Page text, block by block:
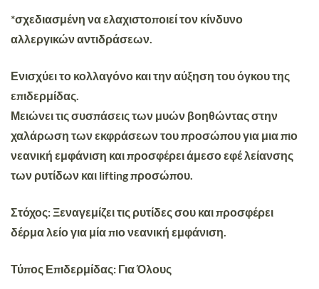
*σχεδιασμένη να ελαχιστοποιεί τον κίνδυνο
αλλεργικών αντιδράσεων.
Ενισχύει το κολλαγόνο και την αύξηση του όγκου της
επιδερμίδας.
Μειώνει τις συσπάσεις των μυών βοηθώντας στην
χαλάρωση των εκφράσεων του προσώπου για μια πιο
νεανική εμφάνιση και προσφέρει άμεσο εφέ λείανσης
των ρυτίδων και lifting προσώπου.
Στόχος: Ξεναγεμίζει τις ρυτίδες σου και προσφέρει
δέρμα λείο για μία πιο νεανική εμφάνιση.
Τύπος Επιδερμίδας: Για Όλους